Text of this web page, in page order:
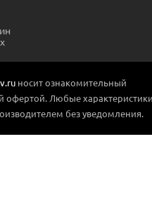
носит ознакомительный
офертой. Любые
без уведомления.